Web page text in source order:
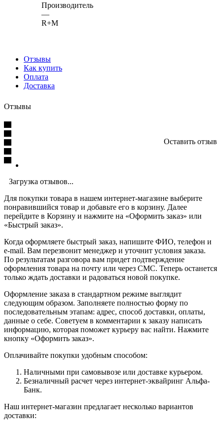
Производитель
—
R+M
Отзывы
Как купить
Оплата
Доставка
Отзывы
Оставить отзыв
Загрузка отзывов...
Для покупки товара в нашем интернет-магазине выберите
понравившийся товар и добавьте его в корзину. Далее
перейдите в Корзину и нажмите на «Оформить заказ» или
«Быстрый заказ».
Когда оформляете быстрый заказ, напишите ФИО, телефон и
e-mail. Вам перезвонит менеджер и уточнит условия заказа.
По результатам разговора вам придет подтверждение
оформления товара на почту или через СМС. Теперь останется
только ждать доставки и радоваться новой покупке.
Оформление заказа в стандартном режиме выглядит
следующим образом. Заполняете полностью форму по
последовательным этапам: адрес, способ доставки, оплаты,
данные о себе. Советуем в комментарии к заказу написать
информацию, которая поможет курьеру вас найти. Нажмите
кнопку «Оформить заказ».
Оплачивайте покупки удобным способом:
Наличными при самовывозе или доставке курьером.
Безналичный расчет через интернет-эквайринг Альфа-
Банк.
Наш интернет-магазин предлагает несколько вариантов
доставки: